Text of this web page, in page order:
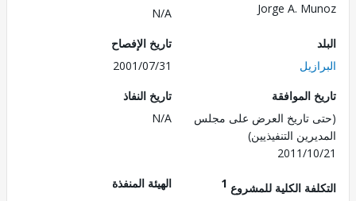
Jorge A.
تاريخ الإفصاح
2001/07/31
الموافقة
تاريخ العرض على مجلس
التنفيذيين)
2011/
تاريخ النفاذ
N/A
الكلية للمشروع1
الهيئة المنفذة